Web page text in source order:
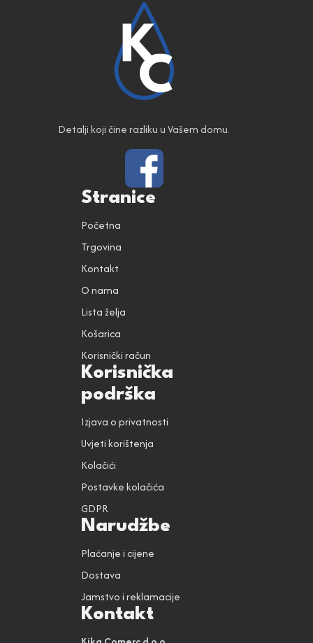
Detalji koji čine razliku u Vašem domu.
Stranice
Početna
Trgovina
Kontakt
O nama
Lista želja
Košarica
Korisnički račun
Korisnička
podrška
Izjava o privatnosti
Uvjeti korištenja
Kolačići
Postavke kolačića
GDPR
Narudžbe
Plaćanje i cijene
Dostava
Jamstvo i reklamacije
Kontakt